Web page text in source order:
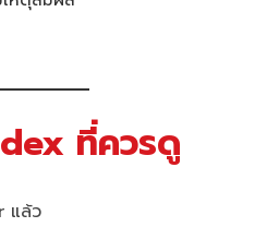
ที่ควรดู
แล้ว